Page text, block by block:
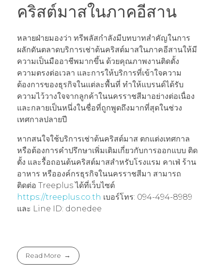
คริสต์มาสในภาคอีสาน
หลายฝ่ายมองว่า ทรีพลัสกำลังมีบทบาทสำคัญในการ
ผลักดันตลาดบริการเช่าต้นคริสต์มาสในภาคอีสานให้มี
ความเป็นมืออาชีพมากขึ้น ด้วยคุณภาพงานติดตั้ง
ความตรงต่อเวลา และการให้บริการที่เข้าใจความ
ต้องการของธุรกิจในแต่ละพื้นที่ ทำให้แบรนด์ได้รับ
ความไว้วางใจจากลูกค้าในนครราชสีมาอย่างต่อเนื่อง
และกลายเป็นหนึ่งในชื่อที่ถูกพูดถึงมากที่สุดในช่วง
เทศกาลปลายปี
หากสนใจใช้บริการเช่าต้นคริสต์มาส ตกแต่งเทศกาล
หรือต้องการคำปรึกษาเพิ่มเติมเกี่ยวกับการออกแบบ ติด
ตั้ง และรื้อถอนต้นคริสต์มาสสำหรับโรงแรม คาเฟ่ ร้าน
อาหาร หรือองค์กรธุรกิจในนครราชสีมา สามารถ
ติดต่อ Treeplus ได้ที่เว็บไซต์
https://treeplus.co.th เบอร์โทร: 094-494-8989
และ Line ID: donedee
Read More